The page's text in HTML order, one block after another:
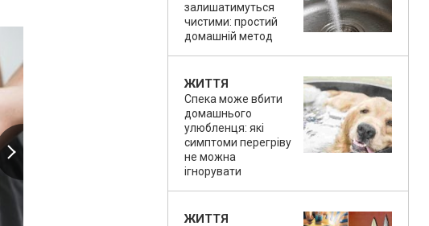
залишатимуться
чистими: простий
домашній метод
ЖИТТЯ
Спека може вбити
домашнього
улюбленця: які
симптоми перегріву
не можна
ігнорувати
ЖИТТЯ